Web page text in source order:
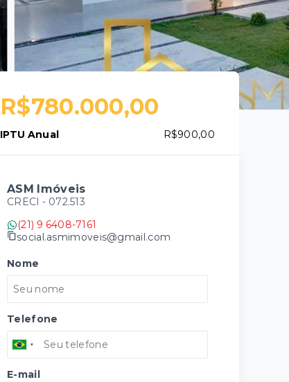
R$780.000,00
IPTU Anual R$900,00
ASM Imóveis
CRECI - 072.513
(21) 9 6408-7161
social.asmimoveis@gmail.com
Nome
Telefone
E-mail